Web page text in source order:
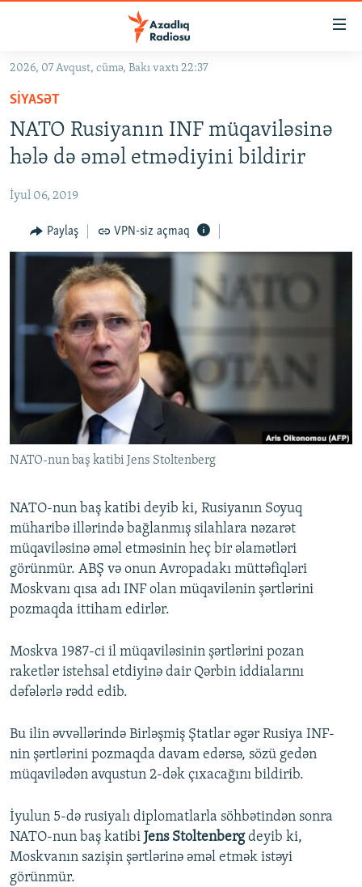
Əsas
qayıt
Əsas
naviqasiyaya
qayıt
Axtarışa
keç
GÜNDƏM
KORRUPSIOMETR
FƏRQƏ BAX
QANUNI DOĞRU
ARAŞDIRMA
MULTIMEDIA
FOTOQALEREYA
İNFOQRAFIKA
KARIKATURA
RADIO ARXIV
OXU ZALI
AZƏRBAYCAN ƏDƏBIYYATI KITABXANASI
İSLAM VƏ DEMOKRATIYA
İZ - MƏDƏNIYYƏT PROQRAMI
HAQQIMIZDA
MISSIYAMIZ
PEŞƏ ETIKASI VƏ JURNALISTIKA STANDARTLARIMIZ
MATERIALLARIMIZDAN ISTIFADƏ
AZADLIQRADIOSU MOBIL TELEFONUNUZDA
XƏBƏR BÜLLETENLƏRIMIZ
RFE/RL-in bütün saytları
2026, 07 Avqust, cümə, Bakı vaxtı 22:37
SIYASƏT
NATO Rusiyanın INF müqaviləsinə
hələ də əməl etmədiyini bildirir
İyul 06, 2019
Paylaş VPN-siz açmaq
NATO-nun baş katibi Jens Stoltenberg
NATO-nun baş katibi deyib ki, Rusiyanın Soyuq
müharibə illərində bağlanmış silahlara nəzarət
müqaviləsinə əməl etməsinin heç bir əlamətləri
görünmür. ABŞ və onun Avropadakı müttəfiqləri
Moskvanı qısa adı INF olan müqavilənin şərtlərini
pozmaqda ittiham edirlər.
Moskva 1987-ci il müqaviləsinin şərtlərini pozan
raketlər istehsal etdiyinə dair Qərbin iddialarını
dəfələrlə rədd edib.
Bu ilin əvvəllərində Birləşmiş Ştatlar əgər Rusiya INF-
nin şərtlərini pozmaqda davam edərsə, sözü gedən
müqavilədən avqustun 2-dək çıxacağını bildirib.
İyulun 5-də rusiyalı diplomatlarla söhbətindən sonra
NATO-nun baş katibi Jens Stoltenbergdeyib ki,
Moskvanın sazişin şərtlərinə əməl etmək istəyi
görünmür.